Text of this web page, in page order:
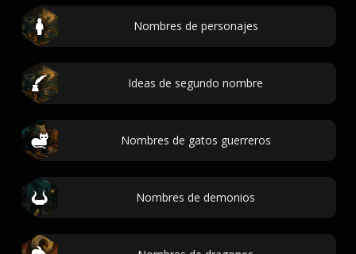
Nombres de personajes
Ideas de segundo nombre
Nombres de gatos guerreros
Nombres de demonios